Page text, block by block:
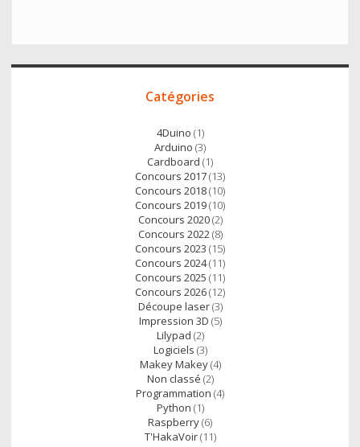
e
o
A
p
Accès
Catégories
4Duino (1)
Arduino (3)
Cardboard (1)
Concours 2017(13)
Concours 2018(10)
Concours 2019(10)
Concours 2020(2)
Concours 2022(8)
Concours 2023 (15)
Concours 2024(11)
Concours 2025 (11)
Concours 2026(12)
Découpe laser(3)
Impression 3D (5)
Lilypad (2)
Logiciels (3)
Makey Makey(4)
Non classé (2)
Programmation (4)
Python (1)
Raspberry(6)
T'HakaVoir(11)